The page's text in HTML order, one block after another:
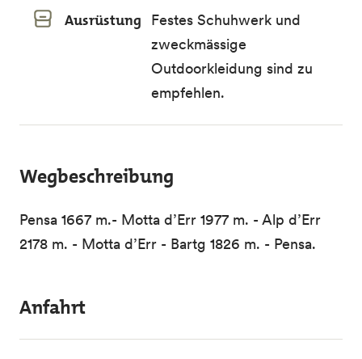
Ausrüstung
Festes Schuhwerk und
zweckmässige
Outdoorkleidung sind zu
empfehlen.
Wegbeschreibung
Pensa 1667 m.- Motta d’Err 1977 m. - Alp d’Err
2178 m. - Motta d’Err - Bartg 1826 m. - Pensa.
Anfahrt